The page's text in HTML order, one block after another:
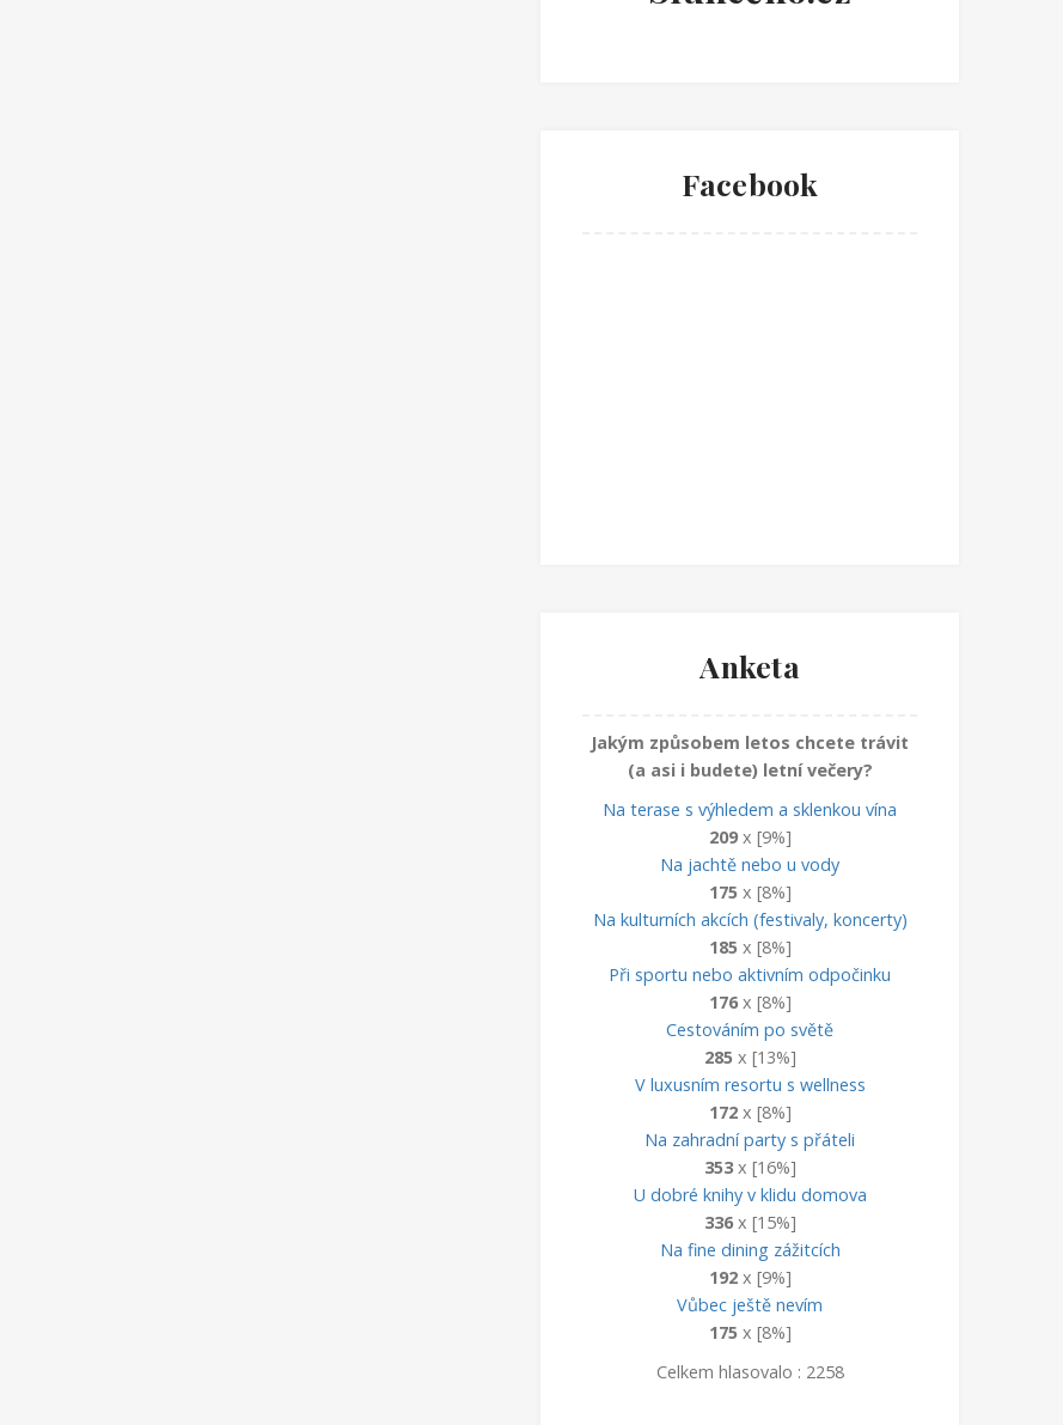
Facebook
Anketa
Jakým způsobem letos chcete trávit
(a asi i budete) letní večery?
Na terase s výhledem a sklenkou vína
209x [9%]
Na jachtě nebo u vody
175 x [8%]
Na kulturních akcích (festivaly, koncerty)
185 x [8%]
Při sportu nebo aktivním odpočinku
176x [8%]
Cestováním po světě
285 x [13%]
V luxusním resortu s wellness
172x [8%]
Na zahradní party s přáteli
353x [16%]
U dobré knihy v klidu domova
336x [15%]
Na fine dining zážitcích
192x [9%]
Vůbec ještě nevím
175 x [8%]
Celkem hlasovalo : 2258